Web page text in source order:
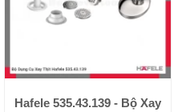
Hafele 535.43.139 - Bộ Xay